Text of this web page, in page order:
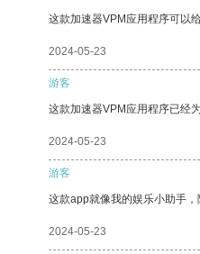
这款加速器VPM应用程序可以
2024-05-23
游客
这款加速器VPM应用程序已经
2024-05-23
游客
这款app就像我的娱乐小助手，
2024-05-23